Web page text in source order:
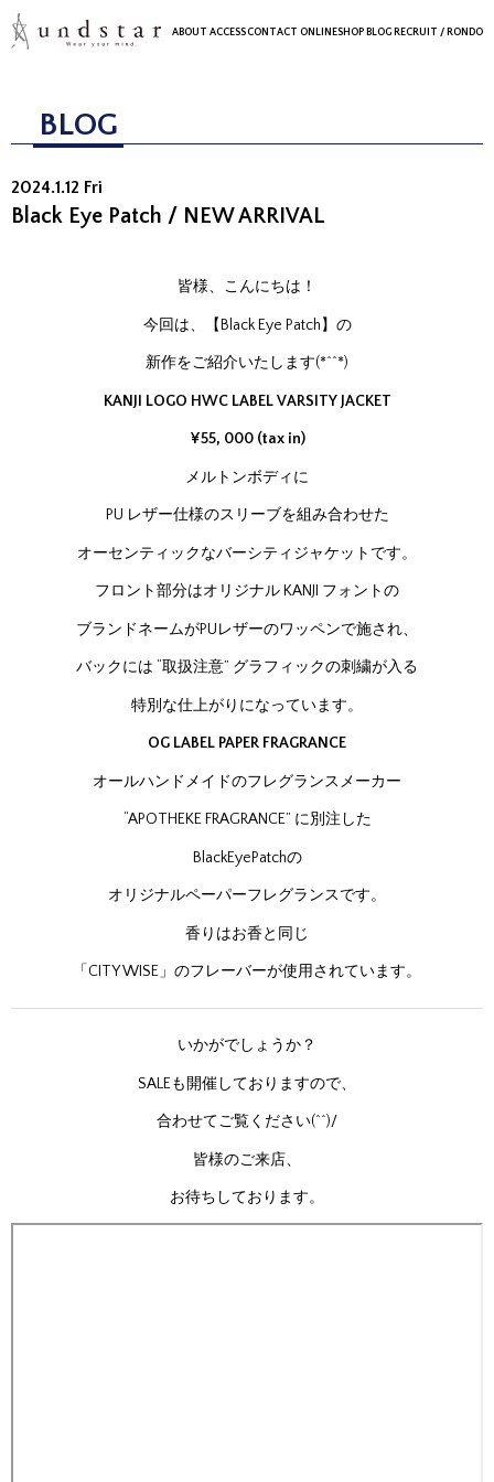
ABOUT ACCESSCONTACT ONLINESHOP BLOG RECRUIT / RONDO
BLOG
2024.1.12 Fri
Black Eye Patch / NEW ARRIVAL
皆様、こんにちは！
今回は、【Black Eye Patch】の
新作をご紹介いたします(*^^*)
KANJI LOGO HWC LABEL VARSITY JACKET
¥55, 000 (tax in)
メルトンボディに
PU レザー仕様のスリーブを組み合わせた
オーセンティックなバーシティジャケットです。
フロント部分はオリジナル KANJI フォントの
ブランドネームがPUレザーのワッペンで施され、
バックには “取扱注意” グラフィックの刺繍が入る
特別な仕上がりになっています。
OG LABEL PAPER FRAGRANCE
オールハンドメイドのフレグランスメーカー
“APOTHEKE FRAGRANCE” に別注した
BlackEyePatchの
オリジナルペーパーフレグランスです。
香りはお香と同じ
「CITY WISE」のフレーバーが使用されています。
いかがでしょうか？
SALEも開催しておりますので、
合わせてご覧ください(^^)/
皆様のご来店、
お待ちしております。